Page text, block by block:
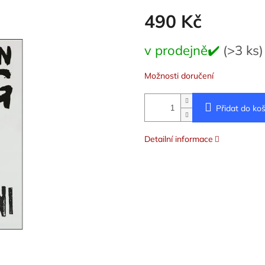
490 Kč
cena:
v prodejně✔️ (>3 ks)
Možnosti doručení
Přidat do
Detailní informace